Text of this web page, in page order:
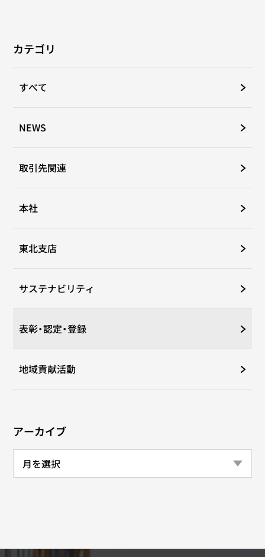
カテゴリ
すべて
NEWS
取引先関連
本社
東北支店
サステナビリティ
表彰・認定・登録
地域貢献活動
アーカイブ